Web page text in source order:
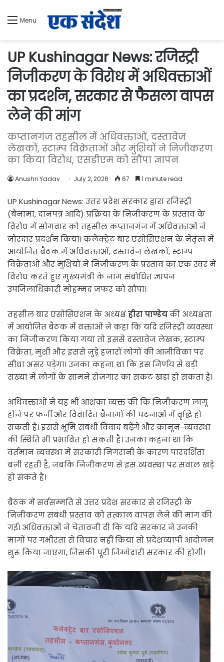
Menu
UP Kushinagar News: रजिस्ट्री
निजीकरण के विरोध में अधिवक्ताओं
का प्रदर्शन, सरकार से फैसला वापस
लेने की मांग
कप्तानगंज तहसील में अधिवक्ताओं, दस्तावेज
लेखकों, स्टाम्प विक्रेताओं और मुंशियों ने निजीकरण
का किया विरोध, एसडीएम को सौंपा ज्ञापन
Anushri Yadav July 2, 2026 67 1 minute read
UP Kushinagar News: उत्तर प्रदेश सरकार द्वारा रजिस्ट्री
(बैनामा, दानपत्र आदि) प्रक्रिया के निजीकरण के प्रस्ताव के
विरोध में सोमवार को तहसील कप्तानगंज में अधिवक्ताओं ने
जोरदार प्रदर्शन किया। कलेक्ट्रेट बार एसोसिएशन के नेतृत्व में
आयोजित बैठक में अधिवक्ताओं, दस्तावेज लेखकों, स्टाम्प
विक्रेताओं और मुंशियों ने निजीकरण के प्रस्ताव का एक स्वर में
विरोध करते हुए मुख्यमंत्री के नाम संबोधित ज्ञापन
उपजिलाधिकारी मोहम्मद जफर को सौंपा।
तहसील बार एसोसिएशन के अध्यक्षहीरा पाण्डेयकी अध्यक्षता
में आयोजित बैठक में वक्ताओं ने कहा कि यदि रजिस्ट्री व्यवस्था
का निजीकरण किया गया तो इससे दस्तावेज लेखक, स्टाम्प
विक्रेता, मुंशी और इससे जुड़े हजारों लोगों की आजीविका पर
सीधा असर पड़ेगा। उनका कहना था कि इस निर्णय से बड़ी
संख्या में लोगों के सामने रोजगार का संकट खड़ा हो सकता है।
अधिवक्ताओं ने यह भी आशंका व्यक्त की कि निजीकरण लागू
होने पर फर्जी और विवादित बैनामों की घटनाओं में वृद्धि हो
सकती है। इससे भूमि संबंधी विवाद बढ़ेंगे और कानून-व्यवस्था
की स्थिति भी प्रभावित हो सकती है। उनका कहना था कि
वर्तमान व्यवस्था में सरकारी निगरानी के कारण पारदर्शिता
बनी रहती है, जबकि निजीकरण से इस व्यवस्था पर सवाल खड़े
हो सकते हैं।
बैठक में सर्वसम्मति से उत्तर प्रदेश सरकार से रजिस्ट्री के
निजीकरण संबंधी प्रस्ताव को तत्काल वापस लेने की मांग की
गई। अधिवक्ताओं ने चेतावनी दी कि यदि सरकार ने उनकी
मांगों पर गंभीरता से विचार नहीं किया तो प्रदेशव्यापी आंदोलन
शुरू किया जाएगा, जिसकी पूरी जिम्मेदारी सरकार की होगी।